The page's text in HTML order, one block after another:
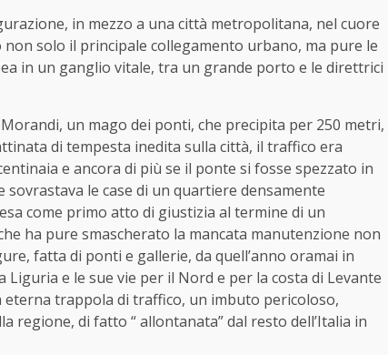
in mezzo a una città metropolitana, nel cuore
solo il principale collegamento urbano, ma pure le
in un ganglio vitale, tra un grande porto e le direttrici
un mago dei ponti, che precipita per 250 metri,
di tempesta inedita sulla città, il traffico era
e ancora di più se il ponte si fosse spezzato in
le case di un quartiere densamente
come primo atto di giustizia al termine di un
ha pure smascherato la mancata manutenzione non
fatta di ponti e gallerie, da quell’anno oramai in
e le sue vie per il Nord e per la costa di Levante
eterna trappola di traffico, un imbuto pericoloso,
regione, di fatto “ allontanata” dal resto dell’Italia in